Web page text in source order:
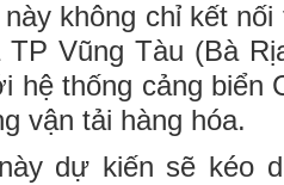
không chỉ kết
Vũng Tàu (Bà
hệ thống cảng biển
vận tải hàng hóa.
dự kiến sẽ kéo